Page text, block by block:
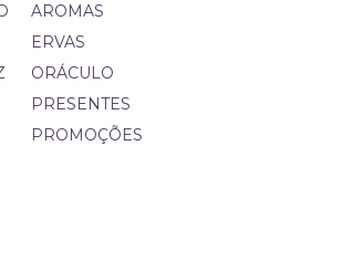
AROMAS
ERVAS
ORÁCULO
PRESENTES
PROMOÇÕES